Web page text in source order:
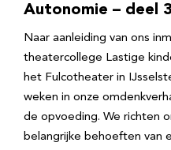
Autonomie – deel 3
Naar aanleiding van ons
theatercollege Lastige
het Fulcotheater in
weken in onze
de opvoeding. We richten
belangrijke behoeften van